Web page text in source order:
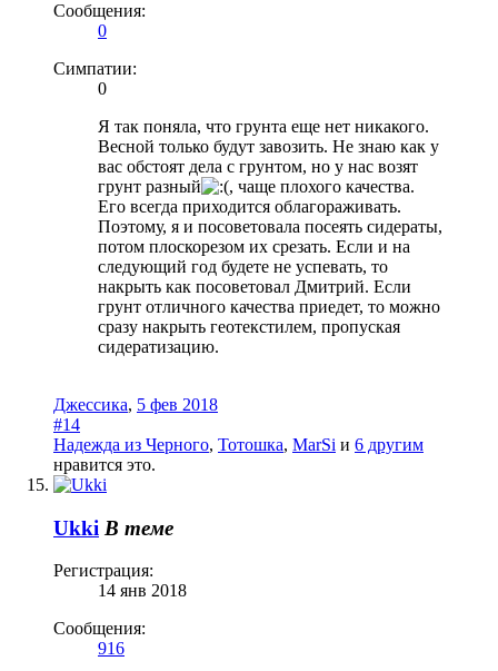
Сообщения:
0
Симпатии:
0
Я так поняла, что грунта еще нет никакого.
Весной только будут завозить. Не знаю как у
вас обстоят дела с грунтом, но у нас возят
грунт разный
, чаще плохого качества.
Его всегда приходится облагораживать.
Поэтому, я и посоветовала посеять сидераты,
потом плоскорезом их срезать. Если и на
следующий год будете не успевать, то
накрыть как посоветовал Дмитрий. Если
грунт отличного качества приедет, то можно
сразу накрыть геотекстилем, пропуская
сидератизацию.
Джессика, 5 фев 2018
#14
Надежда из Черного, Тотошка, MarSi и 6 другим
нравится это.
Ukki В теме
Регистрация:
14 янв 2018
Сообщения:
916